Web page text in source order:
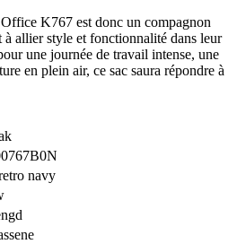
K767 est donc un compagnon
allier style et fonctionnalité dans leur
une journée de travail intense, une
en plein air, ce sac saura répondre à
navy